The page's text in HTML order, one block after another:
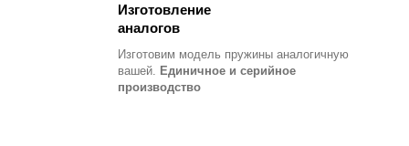
Изготовление
аналогов
Изготовим модель пружины аналогичную
вашей. Единичное и серийное
производство